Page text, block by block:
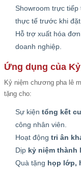
Showroom trực tiếp
thực tế trước khi đặt.
Hỗ trợ xuất hóa
doanh nghiệp.
Ứng dụng của
Kỷ niệm chương pha lê
tặng cho:
Sự kiện tổng kết
công nhân viên.
Hoạt động tri ân
Dịp kỷ niệm thành
Quà tặng họp lớp,